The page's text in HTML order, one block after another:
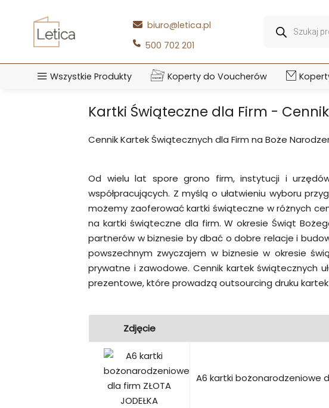
biuro@letica.pl
500 702 201
produktów
Wszystkie Produkty Koperty do Voucherów
Kartki Świąteczne dla Firm -
Cennik Kartek Świątecznych dla Firm na Boże
Od wielu lat spore grono firm, instytucji i
współpracujących. Z myślą o ułatwieniu wyboru
możemy zaoferować kartki świąteczne w różnych
na kartki świąteczne dla firm. W okresie Świąt
partnerów w biznesie by dbać o dobre relacje i
powszechnym zwyczajem w biznesie w okresie
prywatne i zawodowe. Cennik kartek świątecznych
prezentowe, które prowadzą outsourcing druku
Zdjęcie
A6 kartki bożonarodzeniowe